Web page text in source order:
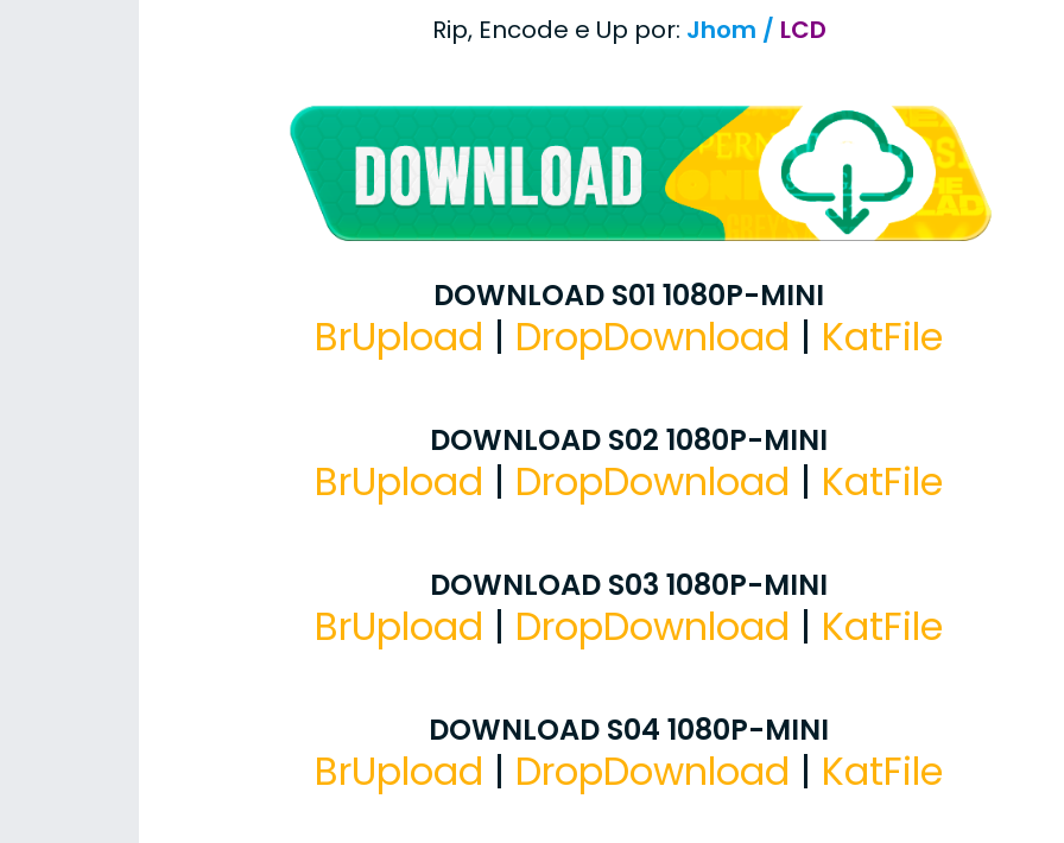
Rip, Encode e Up por: Jhom / LCD
DOWNLOAD S01 1080P-MINI
BrUpload | DropDownload | KatFile
DOWNLOAD S02 1080P-MINI
BrUpload | DropDownload | KatFile
DOWNLOAD S03 1080P-MINI
BrUpload | DropDownload | KatFile
DOWNLOAD S04 1080P-MINI
BrUpload | DropDownload | KatFile